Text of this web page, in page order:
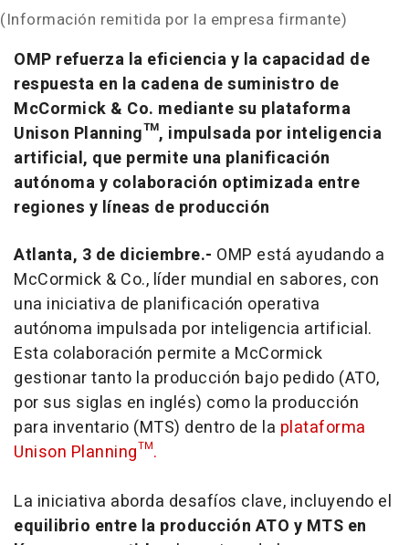
(Información remitida por la empresa firmante)
OMP refuerza la eficiencia y la capacidad de
respuesta en la cadena de suministro de
McCormick & Co. mediante su plataforma
Unison Planning™, impulsada por inteligencia
artificial, que permite una planificación
autónoma y colaboración optimizada entre
regiones y líneas de producción
Atlanta, 3 de diciembre.- OMP está ayudando a
McCormick & Co., líder mundial en sabores, con
una iniciativa de planificación operativa
autónoma impulsada por inteligencia artificial.
Esta colaboración permite a McCormick
gestionar tanto la producción bajo pedido (ATO,
por sus siglas en inglés) como la producción
para inventario (MTS) dentro de la plataforma
Unison Planning™.
La iniciativa aborda desafíos clave, incluyendo el
equilibrio entre la producción ATO y MTS en